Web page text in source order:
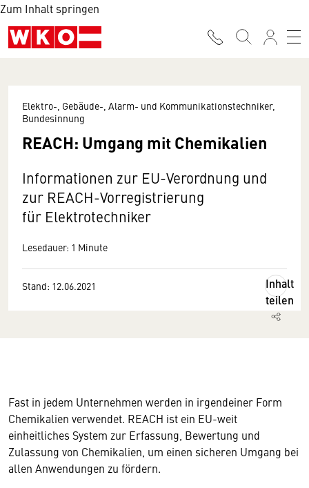
Zum Inhalt springen
Elektro-, Gebäude-, Alarm- und Kommunikationstechniker,
Bundesinnung
REACH: Umgang mit Chemikalien
Informationen zur EU-Verordnung und
zur REACH-Vorregistrierung
für Elektrotechniker
Lesedauer: 1 Minute
Stand: 12.06.2021
Inhalt
teilen
Fast in jedem Unternehmen werden in irgendeiner Form
Chemikalien verwendet. REACH ist ein EU-weit
einheitliches System zur Erfassung, Bewertung und
Zulassung von Chemikalien, um einen sicheren Umgang bei
allen Anwendungen zu fördern. ​